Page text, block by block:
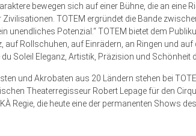
bewegen sich auf einer Bühne, die an
Zivilisationen. TOTEM ergründet die Bande
unendliches Potenzial.“ TOTEM bietet dem
auf Rollschuhen, auf Einrädern, an Ringen und
du Soleil Eleganz, Artistik, Präzision und Schönheit
und Akrobaten aus 20 Ländern stehen bei
Theaterregisseur Robert Lepage für den
Regie, die heute eine der permanenten Shows